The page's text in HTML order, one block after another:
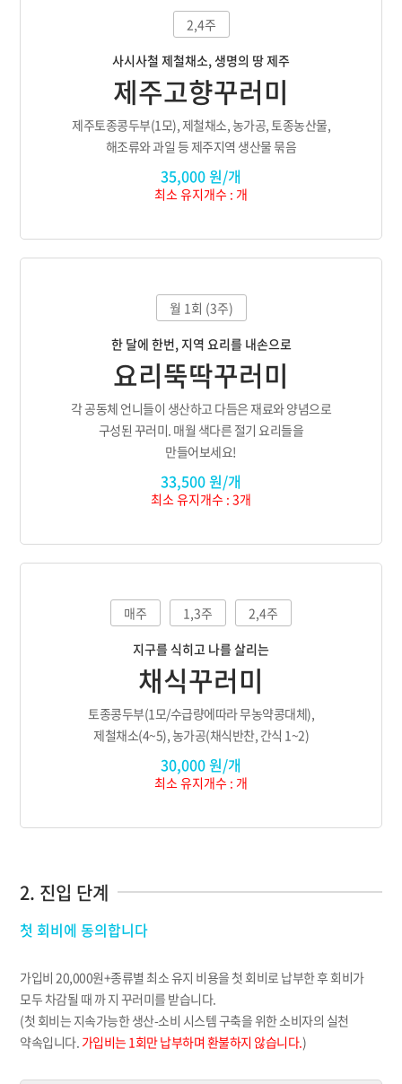
2,4주
사시사철 제철채소, 생명의 땅 제주
제주고향꾸러미
제주토종콩두부(1모), 제철채소, 농가공, 토종농산물,
해조류와 과일 등 제주지역 생산물 묶음
35,000 원/개
최소 유지개수 : 개
월 1회 (3주)
한 달에 한번, 지역 요리를 내손으로
요리뚝딱꾸러미
각 공동체 언니들이 생산하고 다듬은 재료와 양념으로
구성된 꾸러미. 매월 색다른 절기 요리들을
만들어보세요!
33,500 원/개
최소 유지개수 : 3개
매주 1,3주
2,4주
지구를 식히고 나를 살리는
채식꾸러미
토종콩두부(1모/수급량에따라 무농약콩대체),
제철채소(4~5), 농가공(채식반찬, 간식 1~2)
30,000 원/개
최소 유지개수 : 개
2. 진입 단계
첫 회비에 동의합니다
가입비 20,000원+종류별 최소 유지 비용을 첫 회비로 납부한 후 회비가
모두 차감될 때 까 지 꾸러미를 받습니다.
(첫 회비는 지속가능한 생산-소비 시스템 구축을 위한 소비자의 실천
약속입니다. 가입비는 1회만 납부하며 환불하지 않습니다.)